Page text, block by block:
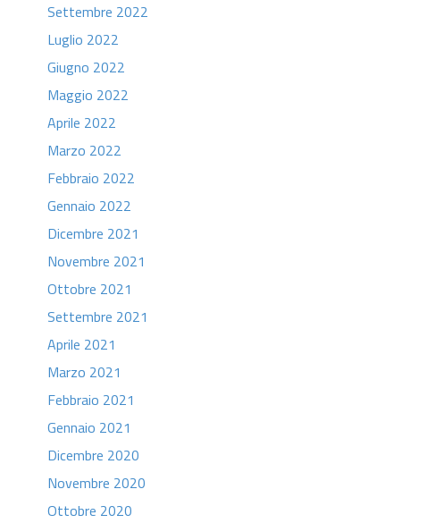
Settembre 2022
Luglio 2022
Giugno 2022
Maggio 2022
Aprile 2022
Marzo 2022
Febbraio 2022
Gennaio 2022
Dicembre 2021
Novembre 2021
Ottobre 2021
Settembre 2021
Aprile 2021
Marzo 2021
Febbraio 2021
Gennaio 2021
Dicembre 2020
Novembre 2020
Ottobre 2020